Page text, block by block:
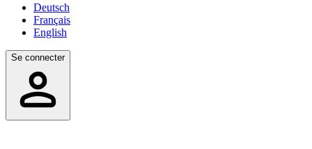
Deutsch
Français
English
Se connecter